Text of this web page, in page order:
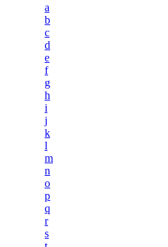
a
b
c
d
e
f
g
h
i
j
k
l
m
n
o
p
q
r
s